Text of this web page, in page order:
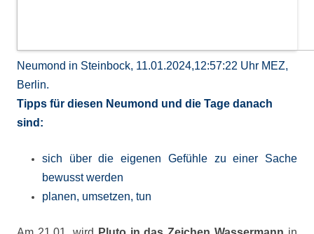
Neumond in Steinbock, 11.01.2024,12:57:22 Uhr MEZ,
Berlin.
Tipps für diesen Neumond und die Tage danach
sind:
sich über die eigenen Gefühle zu einer Sache
bewusst werden
planen, umsetzen, tun